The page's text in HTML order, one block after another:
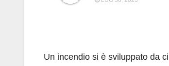
Un incendio si è sviluppato da